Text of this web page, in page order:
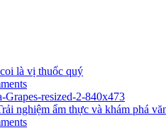
là vị thuốc quý
nghiệm ẩm thực và khám phá